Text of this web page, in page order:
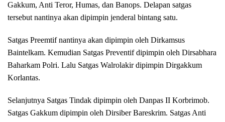
Gakkum, Anti Teror, Humas, dan Banops. Delapan satgas
tersebut nantinya akan dipimpin jenderal bintang satu.
Satgas Preemtif nantinya akan dipimpin oleh Dirkamsus
Baintelkam. Kemudian Satgas Preventif dipimpin oleh Dirsabhara
Baharkam Polri. Lalu Satgas Walrolakir dipimpin Dirgakkum
Korlantas.
Selanjutnya Satgas Tindak dipimpin oleh Danpas II Korbrimob.
Satgas Gakkum dipimpin oleh Dirsiber Bareskrim. Satgas Anti